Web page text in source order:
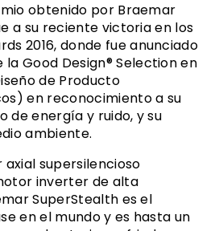
obtenido por Braemar
a su reciente victoria en los
2016, donde fue anunciado
Good Design® Selection en
de Producto
en reconocimiento a su
de energía y ruido, y su
ambiente.
supersilencioso
inverter de alta
SuperStealth es el
en el mundo y es hasta un